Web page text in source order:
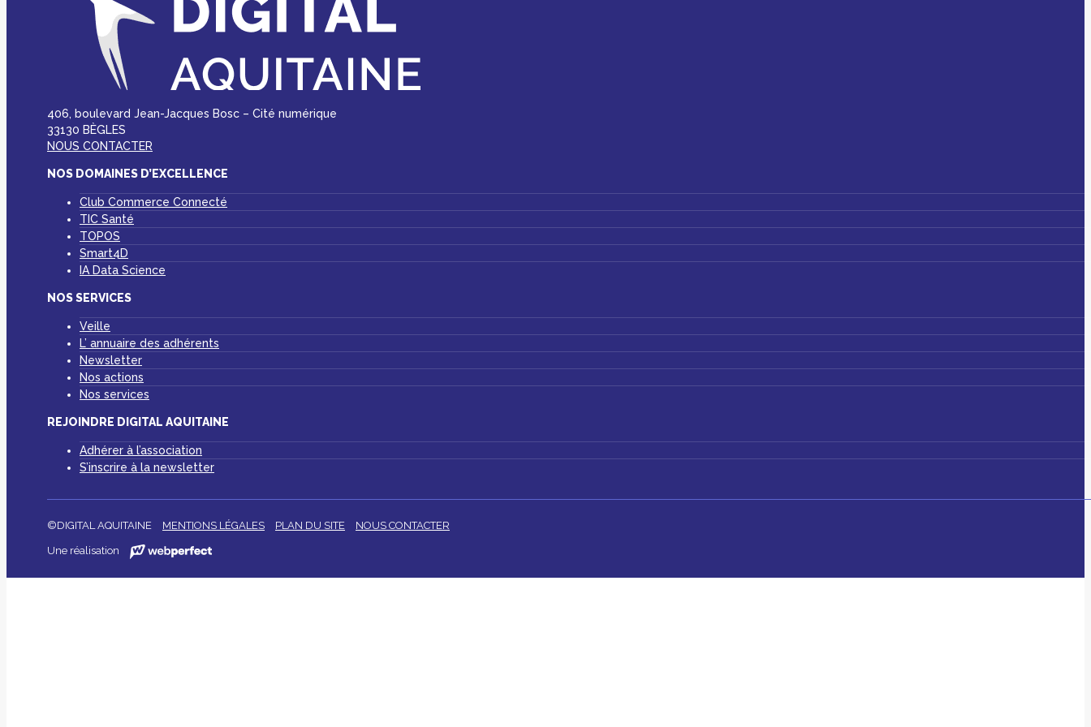
406, boulevard Jean-Jacques Bosc – Cité numérique
33130 BÈGLES
NOUS CONTACTER
NOS DOMAINES D’EXCELLENCE
Club Commerce Connecté
TIC Santé
TOPOS
Smart4D
IA Data Science
NOS SERVICES
Veille
L’ annuaire des adhérents
Newsletter
Nos actions
Nos services
REJOINDRE DIGITAL AQUITAINE
Adhérer à l’association
S’inscrire à la newsletter
©DIGITAL AQUITAINE MENTIONS LÉGALES PLAN DU SITE NOUS CONTACTER
Une réalisation